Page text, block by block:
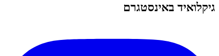
גיקלואיד באינסטגרם